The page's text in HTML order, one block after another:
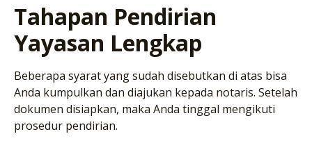
Tahapan Pendirian
Yayasan Lengkap
Beberapa syarat yang sudah disebutkan di atas bisa
Anda kumpulkan dan diajukan kepada notaris. Setelah
dokumen disiapkan, maka Anda tinggal mengikuti
prosedur pendirian.